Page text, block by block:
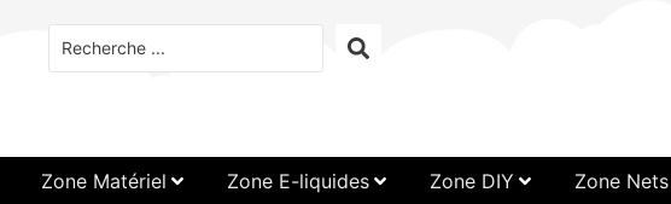
Zone Matériel Zone E-liquides Zone DIY Zone Nets